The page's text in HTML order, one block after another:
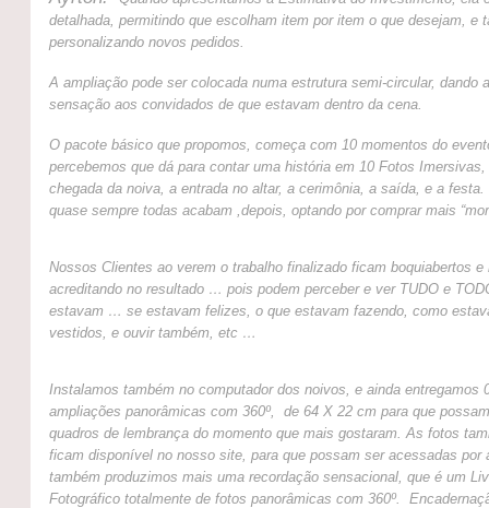
detalhada, permitindo que escolham item por item o que desejam, e
personalizando novos pedidos.
A ampliação pode ser colocada numa estrutura semi-circular, dando
sensação aos convidados de que estavam dentro da cena.
O pacote básico que propomos, começa com 10 momentos do
percebemos que dá para contar uma história em 10 Fotos
chegada da noiva, a entrada no altar, a cerimônia, a saída, e a festa.
quase sempre todas acabam ,depois, optando por comprar mais
Nossos Clientes ao verem o trabalho finalizado ficam boquiabertos e
acreditando no resultado … pois podem perceber e ver TUDO e
estavam … se estavam felizes, o que estavam fazendo, como
vestidos, e ouvir também, etc …
Instalamos também no computador dos noivos, e ainda entregamos
ampliações panorâmicas com 360º, de 64 X 22 cm para que
quadros de lembrança do momento que mais gostaram. As fotos
ficam disponível no nosso site, para que possam ser acessadas
também produzimos mais uma recordação sensacional, que é um
Fotográfico totalmente de fotos panorâmicas com 360º.